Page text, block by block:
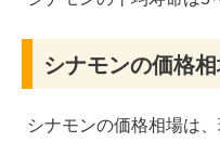
シナモンの価格
シナモンの価格相場は、